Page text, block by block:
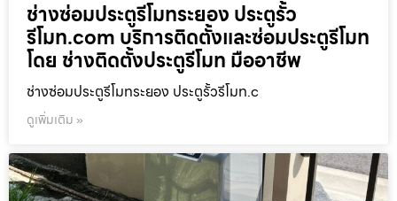
ช่างซ่อมประตูรีโมทระยอง ประตูรั้ว
รีโมท.com บริการติดตั้งและซ่อมประตูรีโมท
โดย ช่างติดตั้งประตูรีโมท มืออาชีพ
ช่างซ่อมประตูรีโมทระยอง ประตูรั้วรีโมท.c
ดูเพิ่มเติม »